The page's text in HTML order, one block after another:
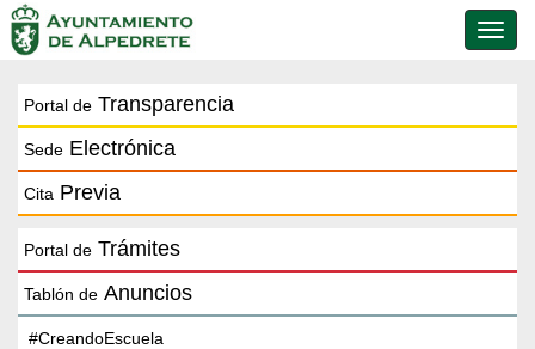
de
Portal de Transparencia
Sede Electrónica
Cita Previa
Portal de Trámites
Tablón de Anuncios